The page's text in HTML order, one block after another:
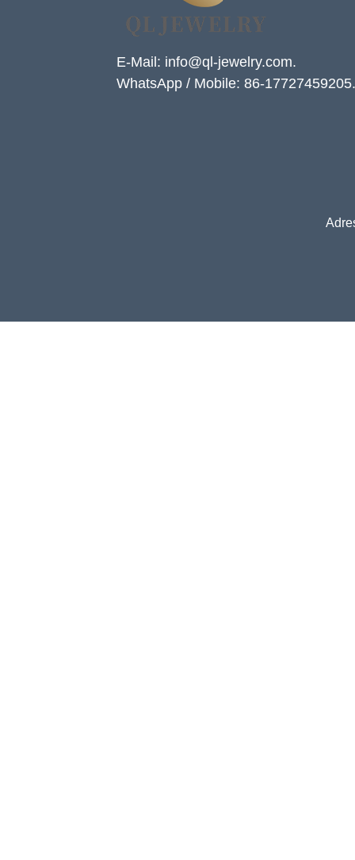
E-Mail: info@ql-jewelry.com.
WhatsApp / Mobile: 86-17727459205.